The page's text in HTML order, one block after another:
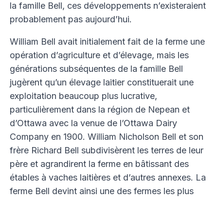
la famille Bell, ces développements n’existeraient
probablement pas aujourd’hui.
William Bell avait initialement fait de la ferme une
opération d’agriculture et d’élevage, mais les
générations subséquentes de la famille Bell
jugèrent qu’un élevage laitier constituerait une
exploitation beaucoup plus lucrative,
particulièrement dans la région de Nepean et
d’Ottawa avec la venue de l’Ottawa Dairy
Company en 1900. William Nicholson Bell et son
frère Richard Bell subdivisèrent les terres de leur
père et agrandirent la ferme en bâtissant des
étables à vaches laitières et d’autres annexes. La
ferme Bell devint ainsi une des fermes les plus